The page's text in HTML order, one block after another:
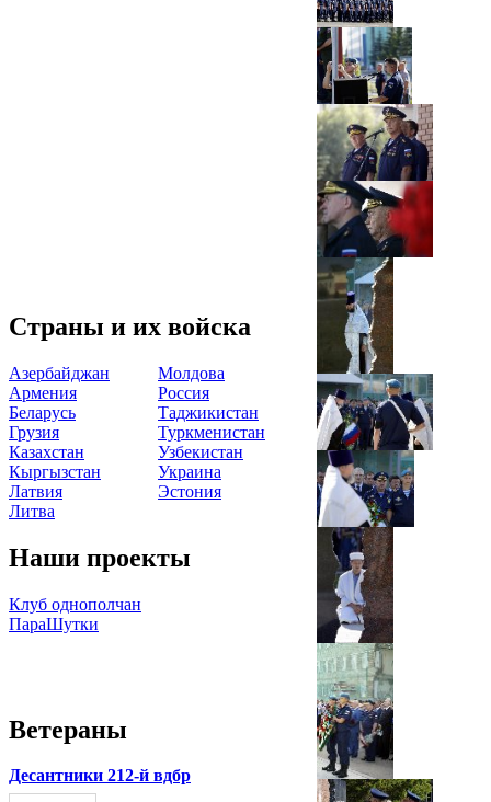
Страны и их войска
Азербайджан
Армения
Беларусь
Грузия
Казахстан
Кыргызстан
Латвия
Литва
Молдова
Россия
Таджикистан
Туркменистан
Узбекистан
Украина
Эстония
Наши проекты
Клуб однополчан
ПараШутки
Ветераны
Десантники 212-й вдбр